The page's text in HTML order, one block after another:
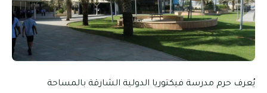
يُعرف حرم مدرسة فيكتوريا الدولية الشارقة بالمساحة